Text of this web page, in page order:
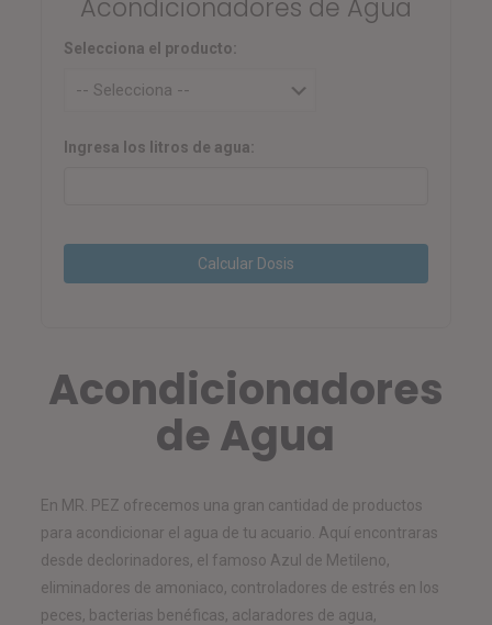
Acondicionadores de Agua
Selecciona el producto:
Ingresa los litros de agua:
Calcular Dosis
Acondicionadores
de Agua
En MR. PEZ ofrecemos una gran cantidad de productos
para acondicionar el agua de tu acuario. Aquí encontraras
desde declorinadores, el famoso Azul de Metileno,
eliminadores de amoniaco, controladores de estrés en los
peces, bacterias benéficas, aclaradores de agua,